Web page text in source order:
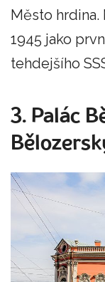
Město
1945 jako
tehdejšího
3. Palác